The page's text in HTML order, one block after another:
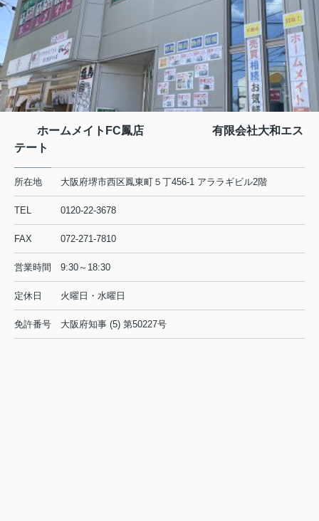
ホームメイトFC鳳店 有限会社大和エス
テート
所在地 大阪府堺市西区鳳東町５丁456-1 アララギビル2階
TEL 0120-22-3678
FAX 072-271-7810
営業時間 9:30～18:30
定休日 火曜日・水曜日
免許番号 大阪府知事 (5) 第50227号